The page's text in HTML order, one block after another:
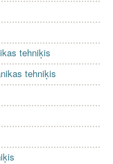
tehniķis
tehniķis